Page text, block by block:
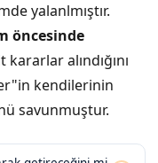
yalanlmıştır.
öncesinde
alındığını
kendilerinin
savunmuştur.